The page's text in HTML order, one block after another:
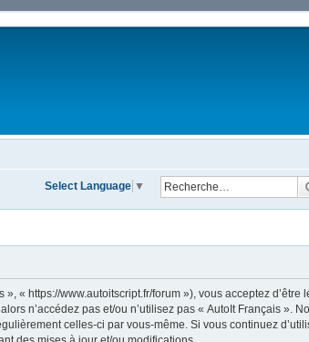
Select Language ▼
« https://www.autoitscript.fr/forum »), vous acceptez
n’accédez pas et/ou n’utilisez pas « AutoIt Français ».
celles-ci par vous-même. Si vous continuez